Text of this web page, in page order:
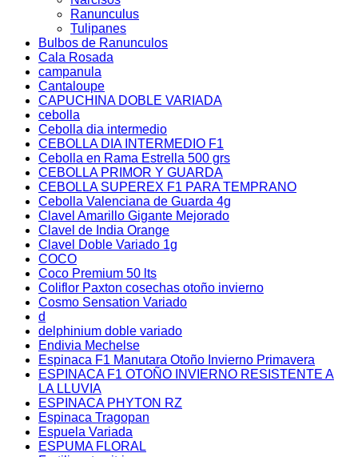
Ranunculus
Tulipanes
Bulbos de Ranunculos
Cala Rosada
campanula
Cantaloupe
CAPUCHINA DOBLE VARIADA
cebolla
Cebolla dia intermedio
CEBOLLA DIA INTERMEDIO F1
Cebolla en Rama Estrella 500 grs
CEBOLLA PRIMOR Y GUARDA
CEBOLLA SUPEREX F1 PARA TEMPRANO
Cebolla Valenciana de Guarda 4g
Clavel Amarillo Gigante Mejorado
Clavel de India Orange
Clavel Doble Variado 1g
COCO
Coco Premium 50 lts
Coliflor Paxton cosechas otoño invierno
Cosmo Sensation Variado
d
delphinium doble variado
Endivia Mechelse
Espinaca F1 Manutara Otoño Invierno Primavera
ESPINACA F1 OTOÑO INVIERNO RESISTENTE A
LA LLUVIA
ESPINACA PHYTON RZ
Espinaca Tragopan
Espuela Variada
ESPUMA FLORAL